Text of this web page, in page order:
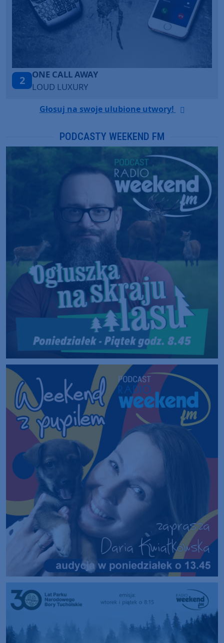
3
Talk To You
ANOTR ft. 54 Ultra
Głosuj na swoje ulubione utwory!
PODCASTY WEEKEND FM